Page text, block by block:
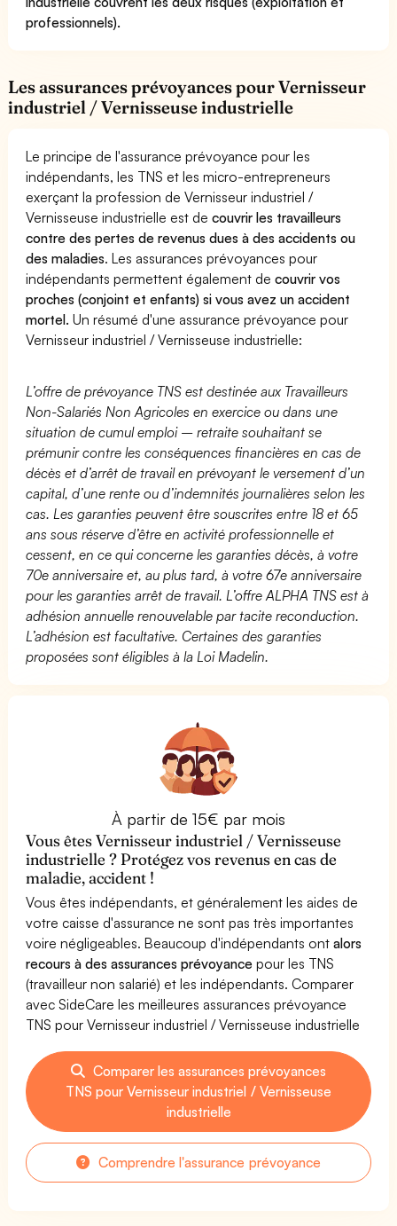
professionnels).
Les assurances prévoyances pour Vernisseur
industriel / Vernisseuse industrielle
Le principe de l'assurance prévoyance pour les
indépendants, les TNS et les micro-entrepreneurs
exerçant la profession de Vernisseur industriel /
Vernisseuse industrielle est decouvrir les travailleurs
contre des pertes de revenus dues à des accidents ou
des maladies. Les assurances prévoyances pour
indépendants permettent également decouvrir vos
proches (conjoint et enfants) si vous avez un accident
mortel. Un résumé d'une assurance prévoyance pour
Vernisseur industriel / Vernisseuse industrielle:
L’offre de prévoyance TNS est destinée aux Travailleurs
Non-Salariés Non Agricoles en exercice ou dans une
situation de cumul emploi – retraite souhaitant se
prémunir contre les conséquences financières en cas de
décès et d’arrêt de travail en prévoyant le versement d’un
capital, d’une rente ou d’indemnités journalières selon les
cas. Les garanties peuvent être souscrites entre 18 et 65
ans sous réserve d’être en activité professionnelle et
cessent, en ce qui concerne les garanties décès, à votre
70e anniversaire et, au plus tard, à votre 67e anniversaire
pour les garanties arrêt de travail. L’offre ALPHA TNS est à
adhésion annuelle renouvelable par tacite reconduction.
L’adhésion est facultative. Certaines des garanties
proposées sont éligibles à la Loi Madelin.
À partir de 15€ par mois
Vous êtes Vernisseur industriel / Vernisseuse
industrielle ? Protégez vos revenus en cas de
maladie, accident !
Vous êtes indépendants, et généralement les aides de
votre caisse d'assurance ne sont pas très importantes
voire négligeables. Beaucoup d'indépendants ontalors
recours à des assurances prévoyance pour les TNS
(travailleur non salarié) et les indépendants. Comparer
avec SideCare les meilleures assurances prévoyance
TNS pour Vernisseur industriel / Vernisseuse industrielle
Comparer les assurances prévoyances
TNS pour Vernisseur industriel / Vernisseuse
industrielle
Comprendre l'assurance prévoyance